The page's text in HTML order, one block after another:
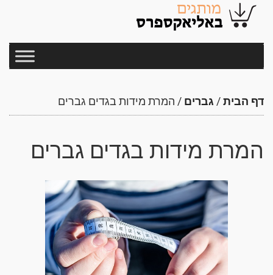
דף הבית/ גברים / המרת מידות בגדים גברים
המרת מידות בגדים גברים